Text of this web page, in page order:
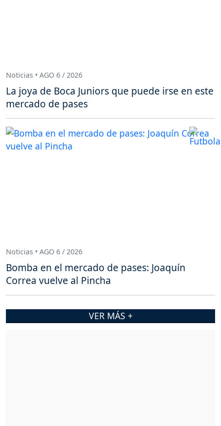
Noticias • AGO 6 / 2026
La joya de Boca Juniors que puede irse en este
mercado de pases
Noticias • AGO 6 / 2026
Bomba en el mercado de pases: Joaquín
Correa vuelve al Pincha
VER MÁS +